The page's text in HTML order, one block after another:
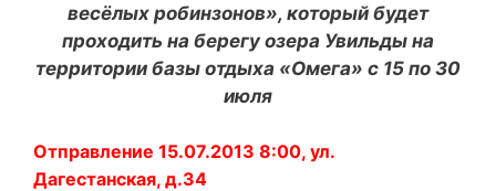
весёлых робинзонов», который будет
проходить на берегу озера Увильды на
территории базы отдыха «Омега» с 15 по 30
июля
Отправление 15.07.2013 8:00, ул.
Дагестанская, д.34